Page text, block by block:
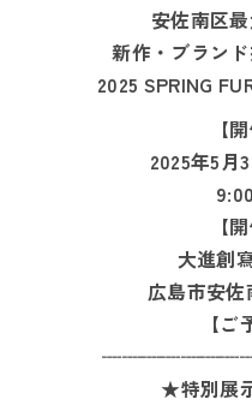
安佐南区
新作・ブラン
2025 SPRING
【
2025年5月
【
大進創
広島市安
【ご
★特別展